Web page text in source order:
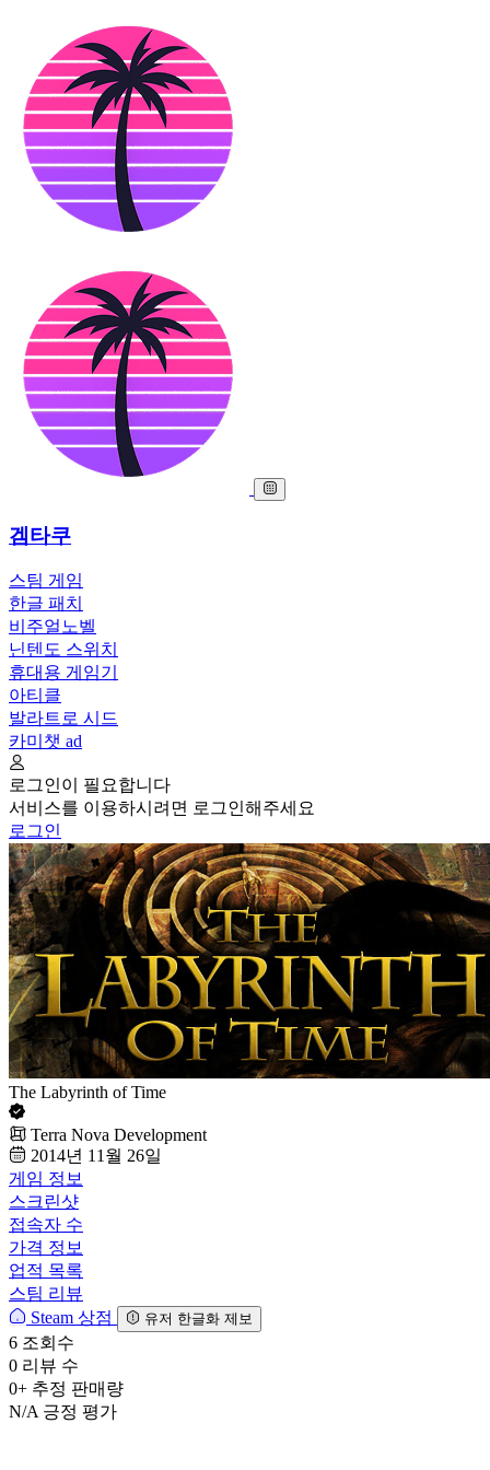
겜타쿠
스팀 게임
한글 패치
비주얼노벨
닌텐도 스위치
휴대용 게임기
아티클
발라트로 시드
카미챗 ad
로그인이 필요합니다
서비스를 이용하시려면 로그인해주세요
로그인
The Labyrinth of Time
Terra Nova Development
2014년 11월 26일
게임 정보
스크린샷
접속자 수
가격 정보
업적 목록
스팀 리뷰
Steam 상점
유저 한글화 제보
6 조회수
0 리뷰 수
0+ 추정 판매량
N/A 긍정 평가